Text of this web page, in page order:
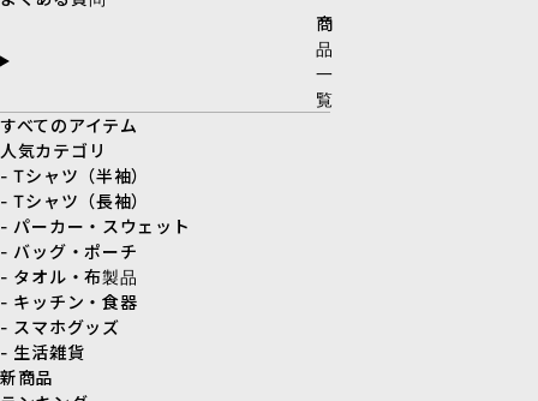
商
品
一
覧
すべてのアイテム
人気カテゴリ
- Tシャツ（半袖）
- Tシャツ（長袖）
- パーカー・スウェット
- バッグ・ポーチ
- タオル・布製品
- キッチン・食器
- スマホグッズ
- 生活雑貨
新商品